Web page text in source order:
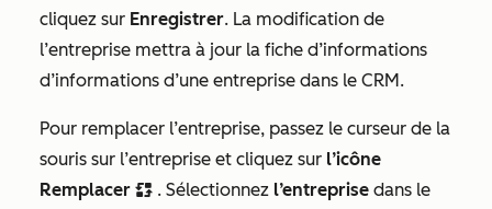
cliquez sur Enregistrer. La modification de
l’entreprise mettra à jour la fiche d’informations
d’informations d’une entreprise dans le CRM.
Pour remplacer l’entreprise, passez le curseur de la
souris sur l’entreprise et cliquez sur l’icône
Remplacer replace . Sélectionnez l’entreprise dans le